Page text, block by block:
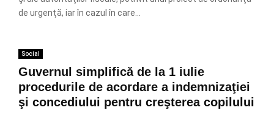
de urgenţă, iar în cazul în care...
Social
Guvernul simplifică de la 1 iulie
procedurile de acordare a indemnizaţiei
şi concediului pentru creşterea copilului